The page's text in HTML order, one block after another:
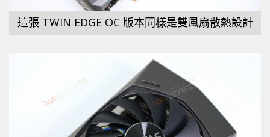
這張 TWIN EDGE OC 版本同樣是雙風扇散熱設計